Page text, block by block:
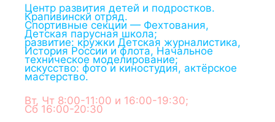
Центр развития детей и подростков.
Крапивинскй отряд.
Спортивные секции — Фехтования,
Детская парусная школа;
развитие: кружки Детская журналистика,
История России и флота, Начальное
техническое моделирование;
искусство: фото и киностудия, актёрское
мастерство.
Вт, Чт 8:00-11:00 и 16:00-19:30;
Сб 16:00-20:30